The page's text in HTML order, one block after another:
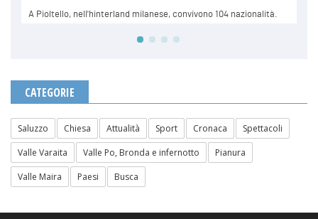
CATEGORIE
Saluzzo Chiesa Attualità Sport Cronaca
Spettacoli
Valle Varaita
Valle Po, Bronda e infernotto
Pianura
Valle Maira
Paesi Busca